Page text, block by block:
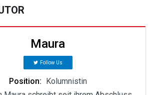
Maura
Follow Us
Position:
Kolumnistin